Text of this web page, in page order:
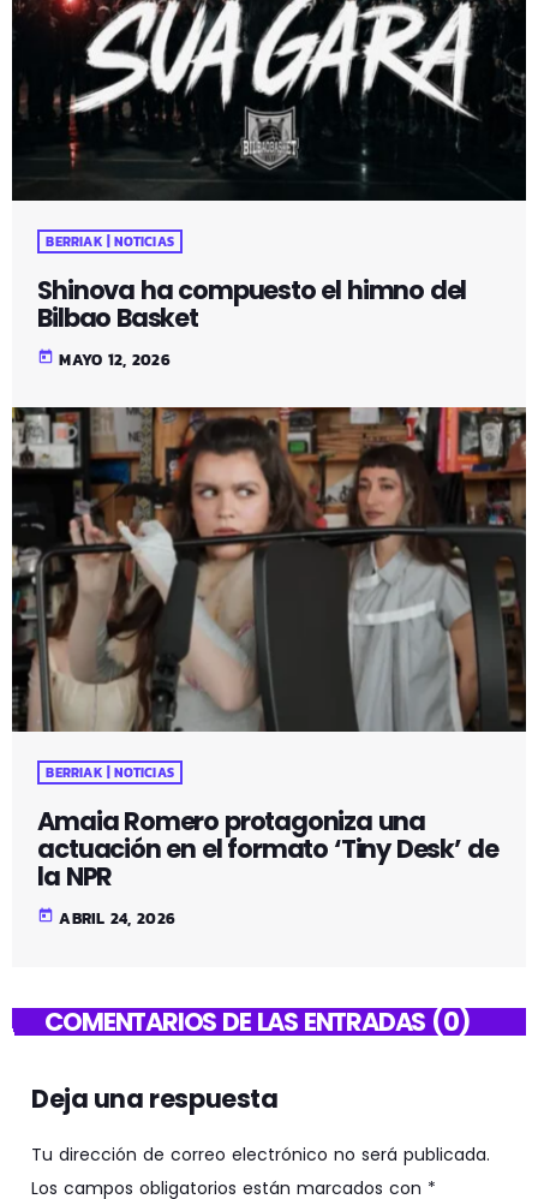
BERRIAK | NOTICIAS
Shinova ha compuesto el himno del
Bilbao Basket
today MAYO 12, 2026
BERRIAK | NOTICIAS
Amaia Romero protagoniza una
actuación en el formato ‘Tiny Desk’ de
la NPR
today ABRIL 24, 2026
COMENTARIOS DE LAS ENTRADAS (0)
Deja una respuesta
Tu dirección de correo electrónico no será publicada.
Los campos obligatorios están marcados con *